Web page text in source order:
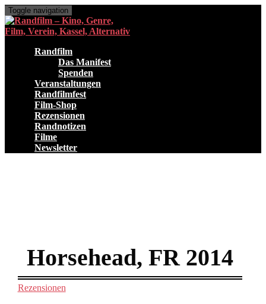
Toggle navigation
Randfilm
Das Manifest
Spenden
Veranstaltungen
Randfilmfest
Film-Shop
Rezensionen
Randnotizen
Filme
Newsletter
Horsehead, FR 2014
Rezensionen